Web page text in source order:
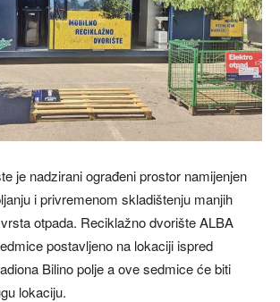
je nadzirani ograđeni prostor namijenjen
i privremenom skladištenju manjih
otpada. Reciklažno dvorište ALBA
postavljeno na lokaciji ispred
Bilino polje a ove sedmice će biti
lokaciju.